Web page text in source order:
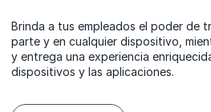
Brinda a tus empleados el poder de
parte y en cualquier dispositivo,
y entrega una experiencia
dispositivos y las aplicaciones.